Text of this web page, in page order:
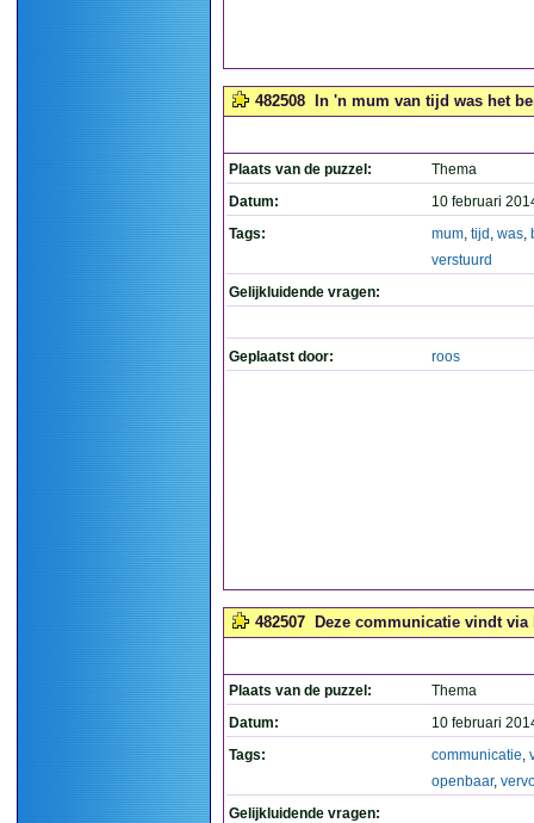
482508 In 'n mum van tijd was het
Plaats van de puzzel:
Thema
Datum:
10 februari
Tags:
mum, tijd , was,
verstuurd
Gelijkluidende vragen:
Geplaatst door: roos
482507 Deze communicatie vindt via
Plaats van de puzzel:
Thema
Datum:
10 februari
Tags:
communicatie,
openbaar,
Gelijkluidende vragen: